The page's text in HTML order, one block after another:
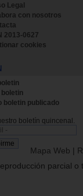
Legal
con nosotros
2013-0627
cookies
boletin publicado
boletín quincenal.
Mapa Web |
parcial o